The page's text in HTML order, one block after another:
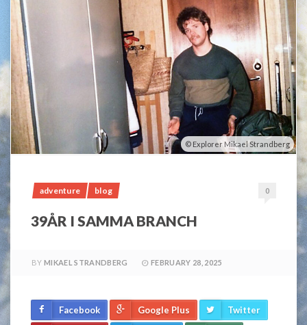
Explorer Mikael Strandberg
adventure blog 0
39ÅR I SAMMA BRANCH
BY MIKAEL STRANDBERG FEBRUARY 28, 2025
Facebook Google Plus Twitter